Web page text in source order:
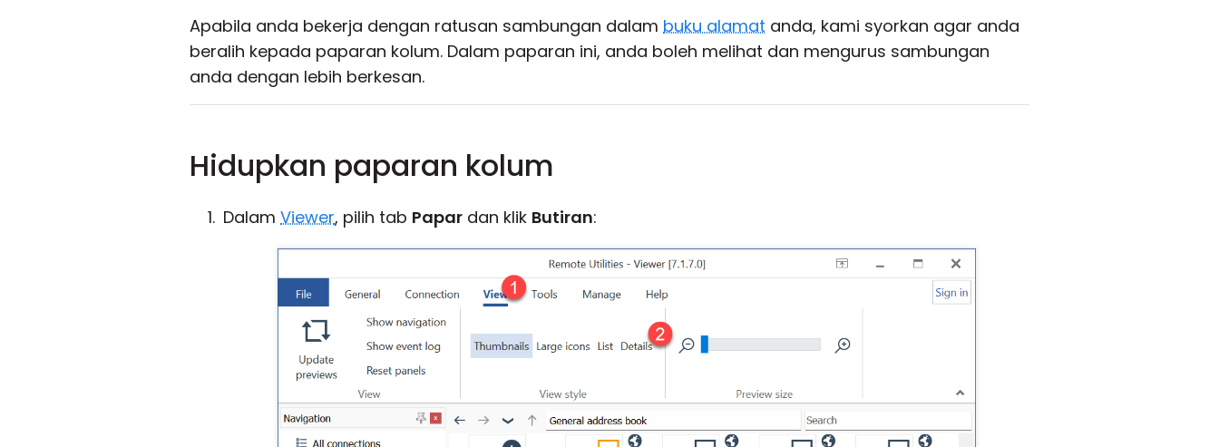
Apabila anda bekerja dengan ratusan sambungan dalam buku alamat anda, kami syorkan agar anda
beralih kepada paparan kolum. Dalam paparan ini, anda boleh melihat dan mengurus sambungan
anda dengan lebih berkesan.
Hidupkan paparan kolum
Dalam Viewer, pilih tab Papar dan klik Butiran: